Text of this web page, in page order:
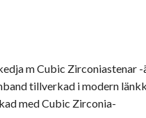
m Cubic Zirconiastenar
tillverkad i modern
med Cubic Zirconia-